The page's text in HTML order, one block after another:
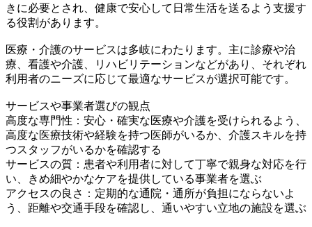
きに必要とされ、健康で安心して日常生活を送るよう支援す
る役割があります。
医療・介護のサービスは多岐にわたります。主に診療や治
療、看護や介護、リハビリテーションなどがあり、それぞれ
利用者のニーズに応じて最適なサービスが選択可能です。
サービスや事業者選びの観点
高度な専門性：安心・確実な医療や介護を受けられるよう、
高度な医療技術や経験を持つ医師がいるか、介護スキルを持
つスタッフがいるかを確認する
サービスの質：患者や利用者に対して丁寧で親身な対応を行
い、きめ細やかなケアを提供している事業者を選ぶ
アクセスの良さ：定期的な通院・通所が負担にならないよ
う、距離や交通手段を確認し、通いやすい立地の施設を選ぶ